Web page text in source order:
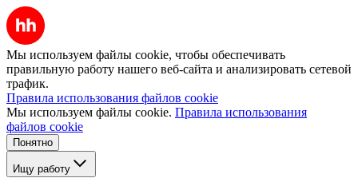
Мы используем файлы cookie, чтобы обеспечивать
правильную работу нашего веб-сайта и анализировать сетевой
трафик.
Правила использования файлов cookie
Мы используем файлы cookie. Правила использования
файлов cookie
Понятно
Ищу работу